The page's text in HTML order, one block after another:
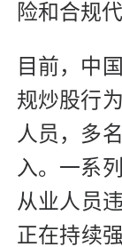
险和合规代
目前，中
规炒股行
人员，多
入。一系
从业人员
正在持续